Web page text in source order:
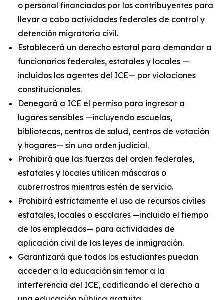
o personal financiados por los contribuyentes para
llevar a cabo actividades federales de control y
detención migratoria civil.
Establecerá un derecho estatal para demandar a
funcionarios federales, estatales y locales —
incluidos los agentes del ICE— por violaciones
constitucionales.
Denegará a ICE el permiso para ingresar a
lugares sensibles —incluyendo escuelas,
bibliotecas, centros de salud, centros de votación
y hogares— sin una orden judicial.
Prohibirá que las fuerzas del orden federales,
estatales y locales utilicen máscaras o
cubrerrostros mientras estén de servicio.
Prohibirá estrictamente el uso de recursos civiles
estatales, locales o escolares —incluido el tiempo
de los empleados— para actividades de
aplicación civil de las leyes de inmigración.
Garantizará que todos los estudiantes puedan
acceder a la educación sin temor a la
interferencia del ICE, codificando el derecho a